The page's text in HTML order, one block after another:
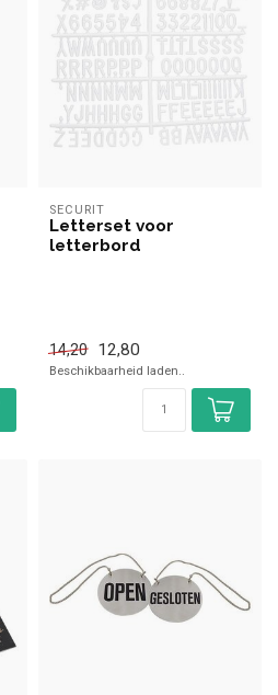
SECURIT
Letterset voor
letterbord
14,20 12,80
Beschikbaarheid laden..